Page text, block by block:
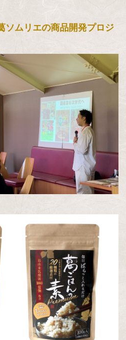
ソムリエの商品開発プロジ